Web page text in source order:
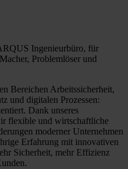
Ingenieurbüro, für
Problemlöser und
Bereichen Arbeitssicherheit,
und digitalen Prozessen:
Dank unseres
flexible und wirtschaftliche
moderner Unternehmen
Erfahrung mit innovativen
Sicherheit, mehr Effizienz